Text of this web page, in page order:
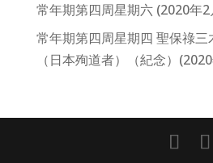
常年期第四周星期六 (2020年
常年期第四周星期四 聖保祿
（日本殉道者）（紀念）